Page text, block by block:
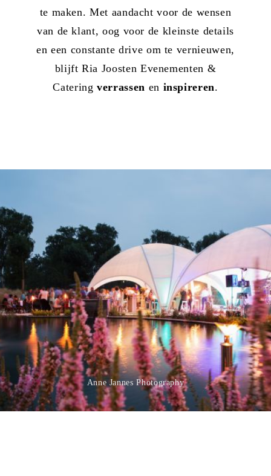
Anne Jannes Photography
te maken. Met aandacht voor de wensen
van de klant, oog voor de kleinste details
en een constante drive om te vernieuwen,
blijft Ria Joosten Evenementen &
Cateringverrassen en inspireren.